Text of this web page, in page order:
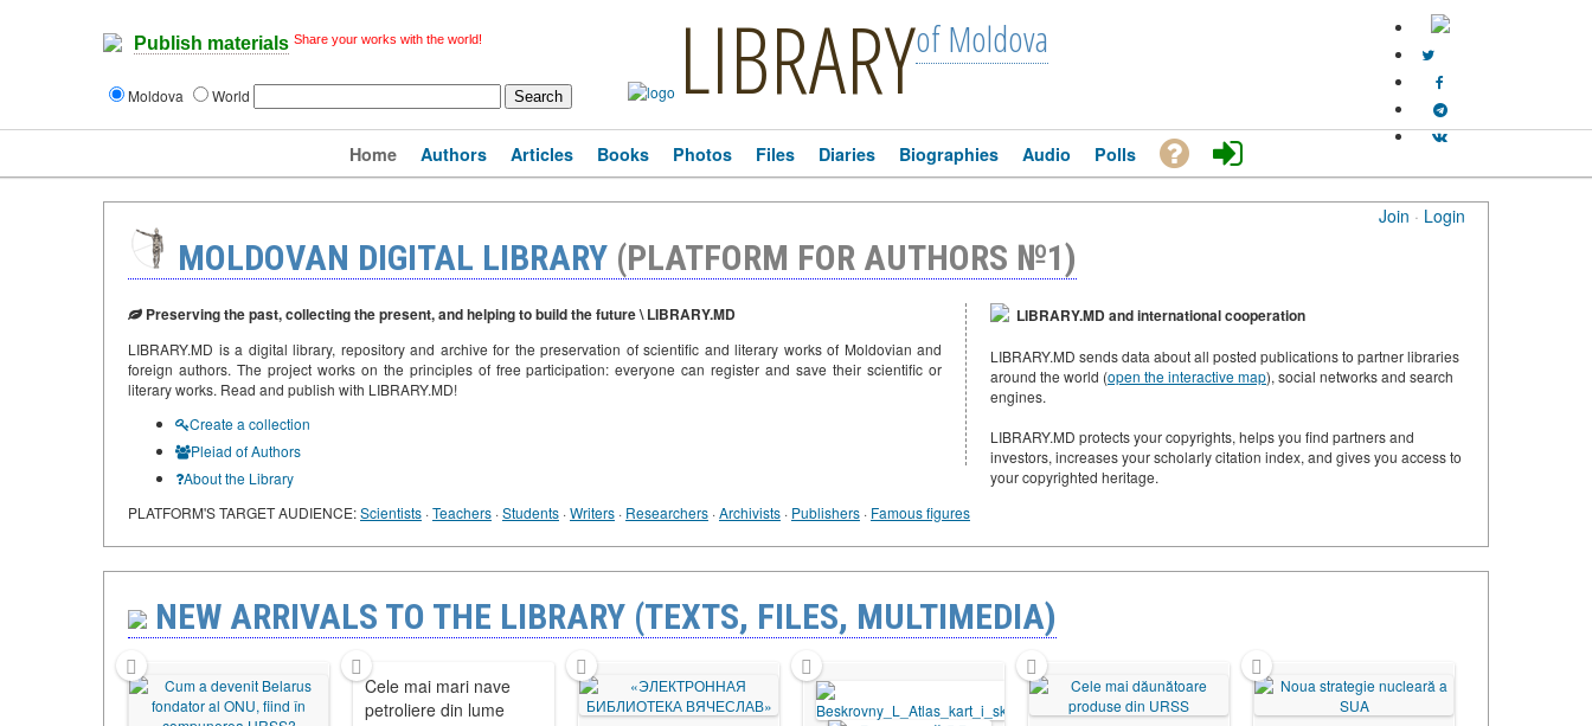
Publish materials Share your works with the world!
Moldova World LIBRARYof Moldova
Join · Login
Home Authors Articles Books Photos Files Diaries Biographies Audio Polls
MOLDOVAN DIGITAL LIBRARY (PLATFORM FOR AUTHORS №1)
LIBRARY.MD and international cooperation
LIBRARY.MD sends data about all posted publications to partner libraries
around the world (open the interactive map), social networks and search
engines.
LIBRARY.MD protects your copyrights, helps you find partners and
investors, increases your scholarly citation index, and gives you access to
your copyrighted heritage.
Preserving the past, collecting the present, and helping to build the future \ LIBRARY.MD
LIBRARY.MD is a digital library, repository and archive for the preservation of scientific and literary works of Moldovian and
foreign authors. The project works on the principles of free participation: everyone can register and save their scientific or
literary works. Read and publish with LIBRARY.MD!
Create a collection
Pleiad of Authors
About the Library
PLATFORM'S TARGET AUDIENCE:Scientists ·Teachers ·Students ·Writers · Researchers ·Archivists · Publishers · Famous figures
NEW ARRIVALS TO THE LIBRARY (TEXTS, FILES, MULTIMEDIA)
Cele mai mari nave
petroliere din lume